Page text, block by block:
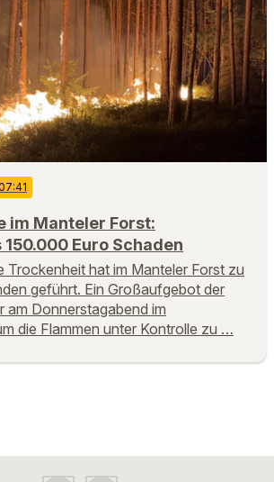
im Manteler Forst:
Euro Schaden
Trockenheit hat im Manteler Forst zu
geführt. Ein Großaufgebot der
am Donnerstagabend im
die Flammen unter Kontrolle zu …